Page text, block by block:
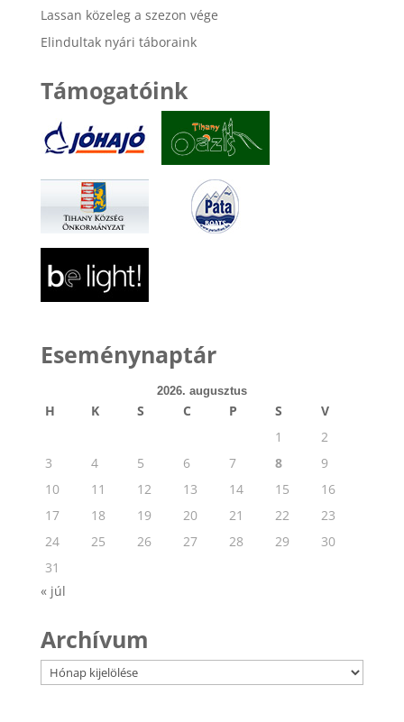
Lassan közeleg a szezon vége
Elindultak nyári táboraink
Támogatóink
Eseménynaptár
2026. augusztus
H K S C P S
V
1
2
3
4 5 6 7 8
9
10
11 12 13 14 15
16
17
18 19 20 21 22
23
24
25 26 27 28 29
30
31
« júl
Archívum
Archívum